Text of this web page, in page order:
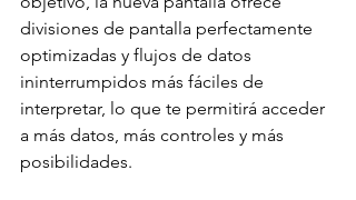
divisiones de pantalla perfectamente
optimizadas y flujos de datos
ininterrumpidos más fáciles de
interpretar, lo que te permitirá acceder
a más datos, más controles y más
posibilidades.